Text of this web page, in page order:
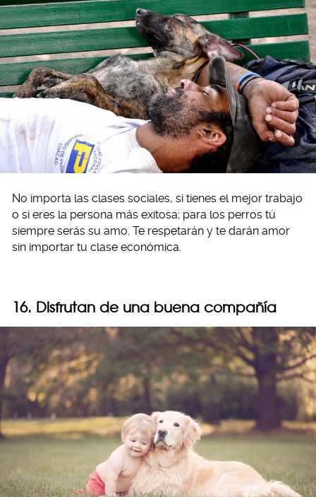
No importa las clases sociales, si tienes el mejor trabajo
o si eres la persona más exitosa; para los perros tú
siempre serás su amo. Te respetarán y te darán amor
sin importar tu clase económica.
16. Disfrutan de una buena compañía